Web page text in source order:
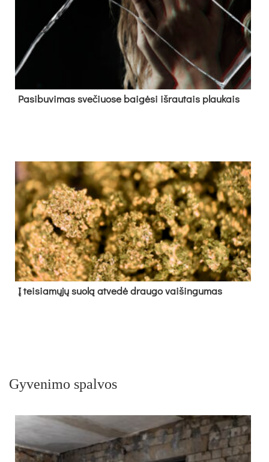
Pa­si­bu­vi­mas sve­čiuo­se bai­gė­si iš­rau­tais plau­kais
Į tei­sia­mų­jų suo­lą at­ve­dė drau­go vai­šin­gu­mas
Gyvenimo spalvos